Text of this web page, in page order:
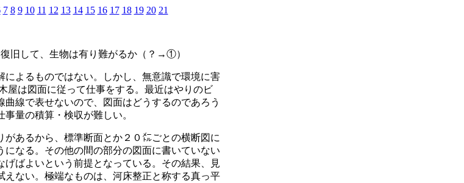
7 8 9 10 11 12 13 14 15 16 17 18 19 20 21
旧して、生物は有り難がるか（？→①）
よるものではない。しかし、無意識で環境に害
は図面に従って仕事をする。最近はやりのビ
曲線で表せないので、図面はどうするのであろう
量の積算・検収が難しい。
あるから、標準断面とか２０㍍ごとの横断図に
になる。その他の間の部分の図面に書いていない
げばよいという前提となっている。その結果、見
えない。極端なものは、河床整正と称する真っ平